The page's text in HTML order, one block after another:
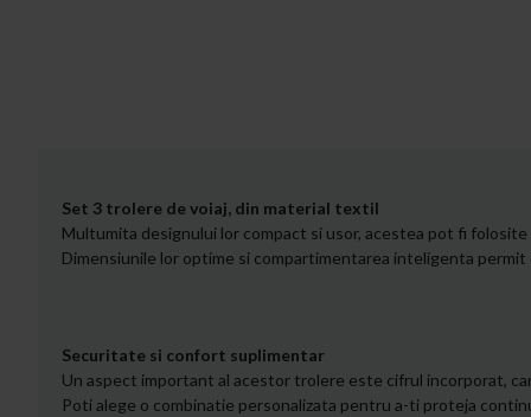
Set 3 trolere de voiaj, din material textil
Multumita designului lor compact si usor, acestea pot fi
Dimensiunile lor optime si compartimentarea inteligenta
Securitate si confort suplimentar
Un aspect important al acestor trolere este cifrul incorporat,
Poti alege o combinatie personalizata pentru a-ti proteja